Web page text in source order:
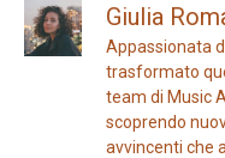
Giulia
Appassionata
trasformato
team di Music
scoprendo
avvincenti che